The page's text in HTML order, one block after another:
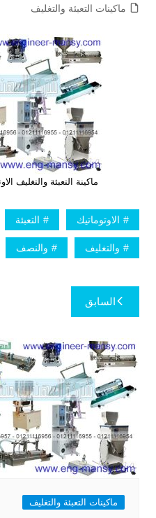
ماكينات التعبئة والتغليف
ماكينة التعبئة والتغليف
الاوتوماتيك التعبئة
والتغليف والنصف
تصفّح
المقالات
السابق
ماكينات التعبئة والتغليف